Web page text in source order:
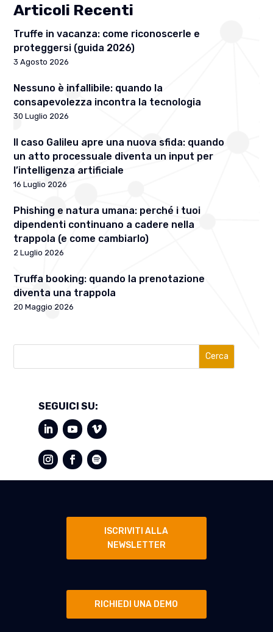
Articoli Recenti
Truffe in vacanza: come riconoscerle e
proteggersi (guida 2026)
3 Agosto 2026
Nessuno è infallibile: quando la
consapevolezza incontra la tecnologia
30 Luglio 2026
Il caso Galileu apre una nuova sfida: quando
un atto processuale diventa un input per
l’intelligenza artificiale
16 Luglio 2026
Phishing e natura umana: perché i tuoi
dipendenti continuano a cadere nella
trappola (e come cambiarlo)
2 Luglio 2026
Truffa booking: quando la prenotazione
diventa una trappola
20 Maggio 2026
Cerca
SEGUICI SU:
ISCRIVITI ALLA
NEWSLETTER
RICHIEDI UNA DEMO